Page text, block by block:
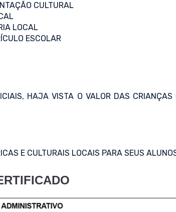
CULTURAL
LOCAL
ESCOLAR
HAJA VISTA O VALOR DAS CRIANÇAS
E CULTURAIS LOCAIS PARA SEUS